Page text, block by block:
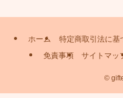
ホーム 特定商取引法に基
免責事項
サイトマッ
©